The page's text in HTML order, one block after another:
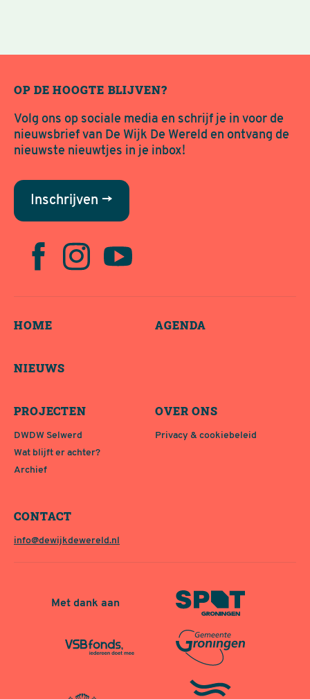
OP DE HOOGTE BLIJVEN?
Volg ons op sociale media en schrijf je in voor de
nieuwsbrief van De Wijk De Wereld en ontvang de
nieuwste nieuwtjes in je inbox!
Inschrijven →
HOME AGENDA
NIEUWS
PROJECTEN
DWDW Selwerd
Wat blijft er achter?
Archief
OVER ONS
Privacy & cookiebeleid
CONTACT
info@dewijkdewereld.nl
Met dank aan